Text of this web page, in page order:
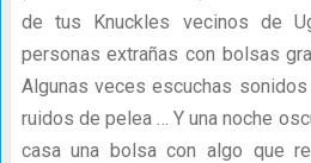
de tus Knuckles vecinos de
personas extrañas con bolsas
Algunas veces escuchas
ruidos de pelea … Y una noche
casa una bolsa con algo que